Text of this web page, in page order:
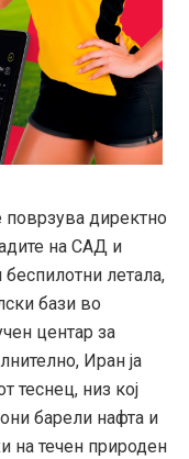
поврзува директно
на САД и
летала,
бази во
центар за
Иран ја
теснец, низ кој
барели нафта и
на течен природен